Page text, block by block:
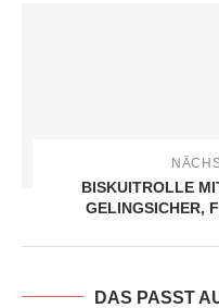
BISKUITROLLE
GELINGSICHER,
DAS PASST